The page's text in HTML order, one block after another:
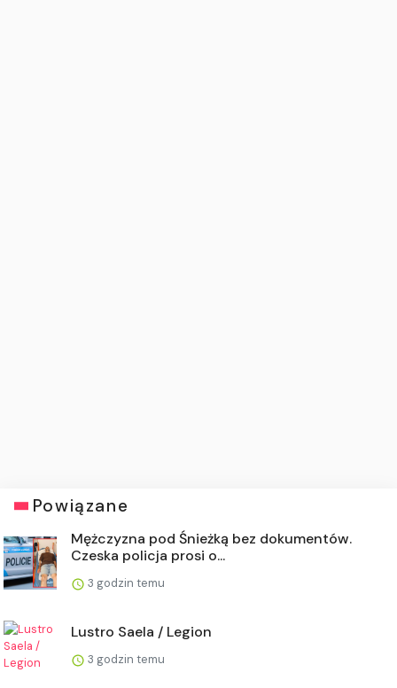
Powiązane
Mężczyzna pod Śnieżką bez dokumentów.
Czeska policja prosi o...
3 godzin temu
Lustro Saela / Legion
3 godzin temu